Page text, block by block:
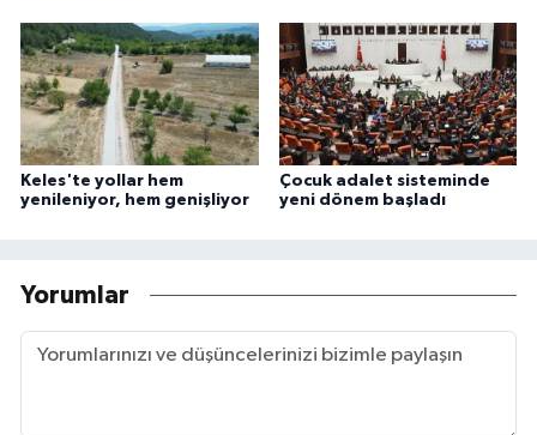
Keles'te yollar hem
yenileniyor, hem genişliyor
Çocuk adalet sisteminde
yeni dönem başladı
Yorumlar